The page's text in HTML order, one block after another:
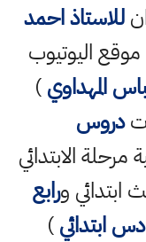
للاستاذ احمد
اليوتيوب
المهداوي)
دروس
مرحلة الابتدائي
ابتدائي ورابع
ابتدائي)